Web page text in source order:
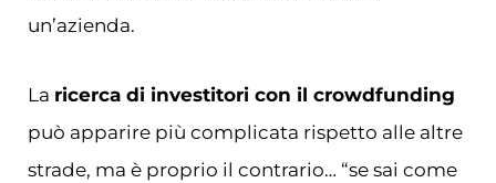
un’azienda.
La ricerca di investitori con il crowdfunding
può apparire più complicata rispetto alle altre
strade, ma è proprio il contrario… “se sai come